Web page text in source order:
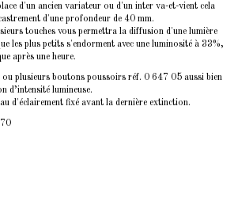
d'un ancien variateur ou d'un inter va-et-vient cela
d'une profondeur de 40 mm.
touches vous permettra la diffusion d'une lumière
les plus petits s'endorment avec une luminosité à 33%,
après une heure.
ou plusieurs boutons poussoirs réf. 0 647 05 aussi bien
d’intensité lumineuse.
d'éclairement fixé avant la dernière extinction.